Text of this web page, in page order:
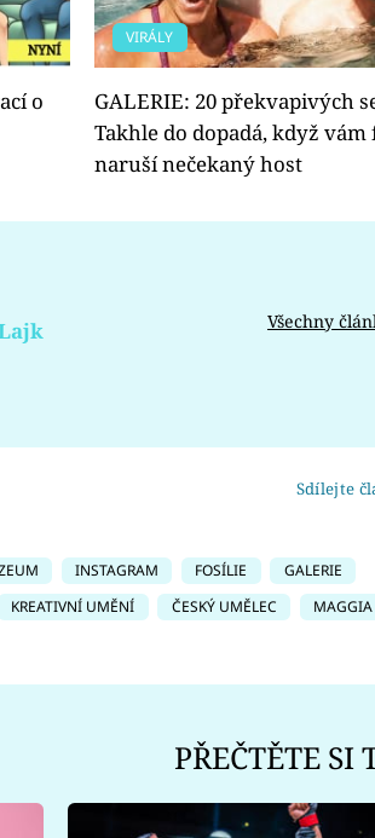
o
VIRÁLY
GALERIE: 20 překvapivých
Takhle do dopadá, když
naruší nečekaný host
Všechny
Sdílejte
INSTAGRAM FOSÍLIE
GALERIE
KREATIVNÍ UMĚNÍ ČESKÝ UMĚLEC MAGGIA
PŘEČTĚTE SI